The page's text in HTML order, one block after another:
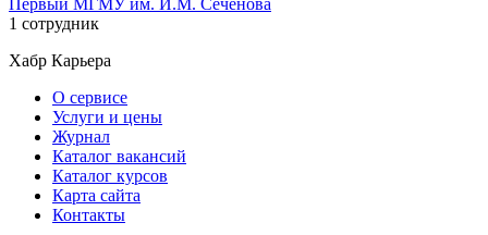
1 сотрудник
Хабр Карьера
О сервисе
Услуги и цены
Журнал
Каталог вакансий
Каталог курсов
Карта сайта
Контакты